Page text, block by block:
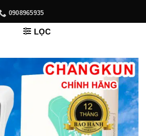
0908965935
LỌC